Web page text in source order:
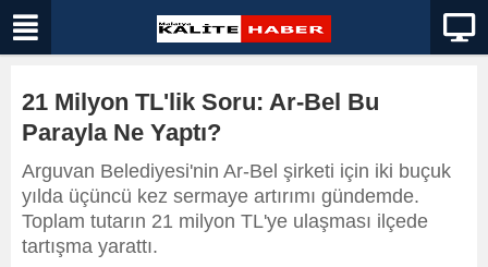
21 Milyon TL'lik Soru: Ar-Bel Bu
Parayla Ne Yaptı?
Arguvan Belediyesi'nin Ar-Bel şirketi için iki buçuk
yılda üçüncü kez sermaye artırımı gündemde.
Toplam tutarın 21 milyon TL'ye ulaşması ilçede
tartışma yarattı.